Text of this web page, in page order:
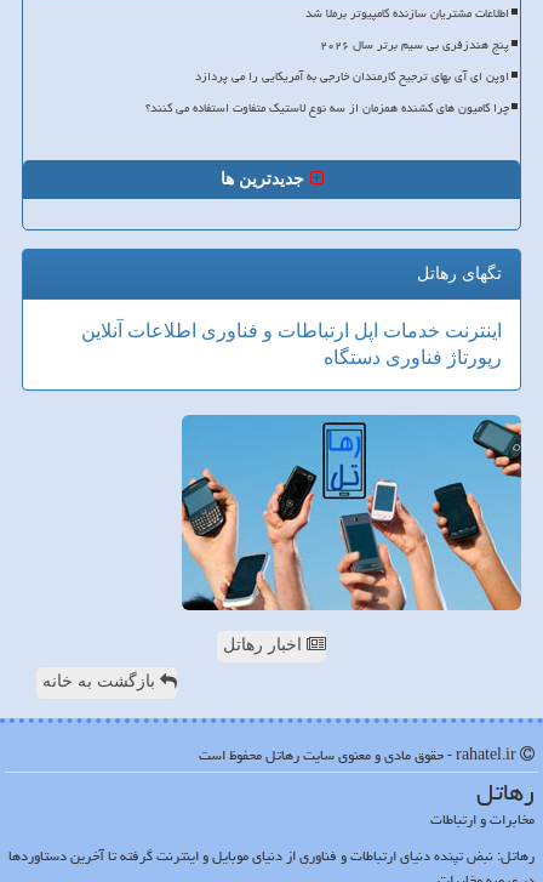
اطلاعات مشتریان سازنده کامپیوتر برملا شد
پنج هندزفری بی سیم برتر سال ۲۰۲۶
اوپن ای آی بهای ترجیح کارمندان خارجی به آمریکایی را می پردازد
چرا کامیون های کشنده همزمان از سه نوع لاستیک متفاوت استفاده می کنند؟
جدیدترین ها
تگهای رهاتل
اینترنت خدمات اپل ارتباطات و فناوری اطلاعات آنلاین
رپورتاژ فناوری دستگاه
اخبار رهاتل
بازگشت به خانه
رهاتل
مخابرات و ارتباطات
رهاتل: نبض تپنده دنیای ارتباطات و فناوری از دنیای موبایل و اینترنت گرفته تا آخرین دستاوردها